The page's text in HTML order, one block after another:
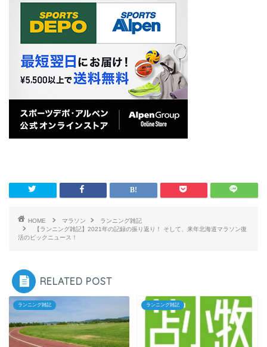
HOME マラソン
ランニング雑記
【ランニング雑記】2021年の記録の振り返り！ そして、来年北海道マラソン復
活のビックニュース！
RELATED POST
ランニング雑記 ランニング雑記